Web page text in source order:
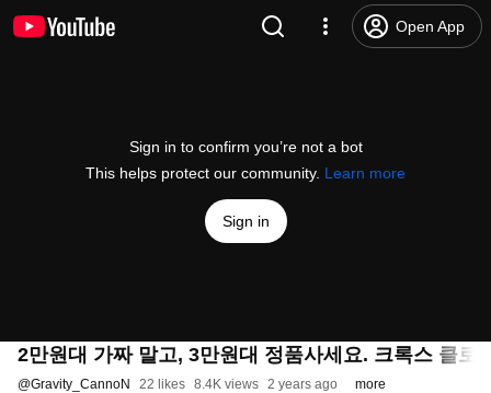
Open App
Sign in to confirm you’re not a bot
This helps protect our community. Learn more
Sign in
2만원대 가짜 말고, 3만원대 정품사세요. 크록스 클로
@Gravity_CannoN 22 likes 8.4K views 2 years ago more